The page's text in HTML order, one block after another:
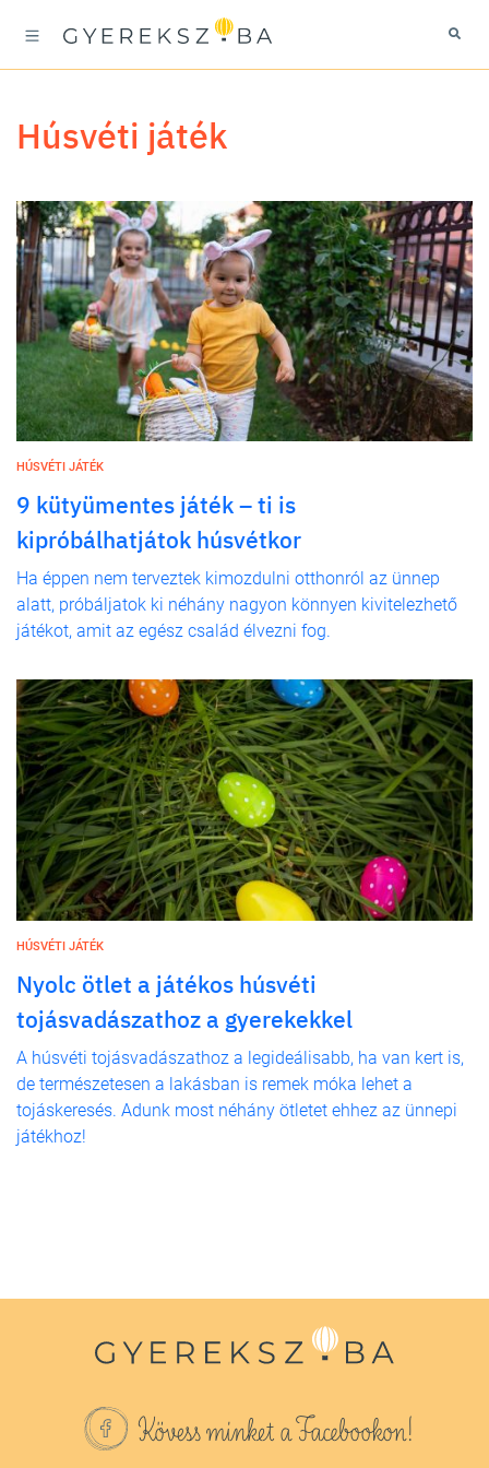
húsvéti játék
HÚSVÉTI JÁTÉK
9 kütyümentes játék – ti is
kipróbálhatjátok húsvétkor
Ha éppen nem terveztek kimozdulni otthonról az ünnep
alatt, próbáljatok ki néhány nagyon könnyen kivitelezhető
játékot, amit az egész család élvezni fog.
HÚSVÉTI JÁTÉK
Nyolc ötlet a játékos húsvéti
tojásvadászathoz a gyerekekkel
A húsvéti tojásvadászathoz a legideálisabb, ha van kert is,
de természetesen a lakásban is remek móka lehet a
tojáskeresés. Adunk most néhány ötletet ehhez az ünnepi
játékhoz!
Kövess minket a Facebookon!